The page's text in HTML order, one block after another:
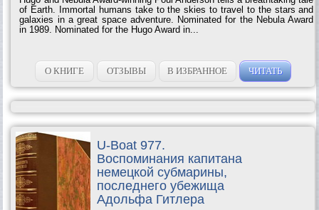
of Earth. Immortal humans take to the skies to travel to the stars and
galaxies in a great space adventure. Nominated for the Nebula Award
in 1989. Nominated for the Hugo Award in...
О КНИГЕ ОТЗЫВЫ В ИЗБРАННОЕ ЧИТАТЬ
U-Boat 977.
Воспоминания капитана
немецкой субмарины,
последнего убежища
Адольфа Гитлера